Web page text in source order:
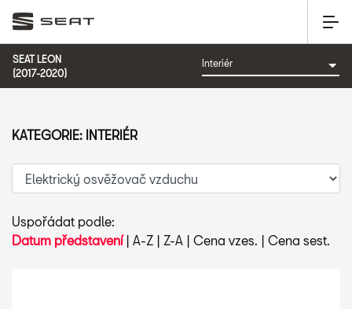
SEAT LEON
(2017-2020)
Uspořádat podle:
Datum představení| A-Z | Z-A | Cena vzes. | Cena sest.
KATEGORIE: INTERIÉR